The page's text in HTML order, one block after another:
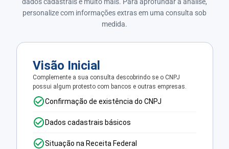
personalize com informações extras em uma consulta sob
medida.
Visão Inicial
Complemente a sua consulta descobrindo se o CNPJ
possui algum protesto com bancos e outras empresas.
Confirmação de existência do CNPJ
Dados cadastrais básicos
Situação na Receita Federal